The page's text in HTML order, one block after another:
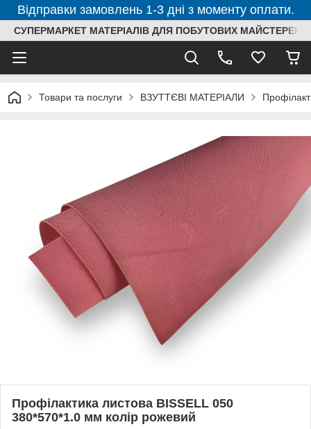
Відправки замовлень 1-3 дні з моменту оплати.
СУПЕРМАРКЕТ МАТЕРІАЛІВ ДЛЯ ПОБУТОВИХ МАЙСТЕРЕНЬ
Товари та послуги ВЗУТТЄВІ МАТЕРІАЛИ
Профілактика листова BISSELL 050
380*570*1.0 мм колір рожевий